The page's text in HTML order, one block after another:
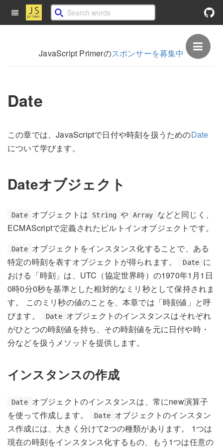
JavaScript Primerのスポンサーを募集中
Date
この章では、JavaScriptで日付や時刻を扱うためのDate
について学びます。
Dateオブジェクト
Date オブジェクトは String や Array
などと同じく、
ECMAScriptで定義されたビルトインオブジェクトです。
Date オブジェクトをインスタンス化することで、ある
特定の時刻を表すオブジェクトが得られます。
Date に
おける「時刻」は、UTC（協定世界時）の1970年1月1日
0時0分0秒を基準とした相対的なミリ秒として保持されま
す。 このミリ秒の値のことを、本章では「時刻値」と呼
びます。
Date オブジェクトのインスタンスはそれぞれ
がひとつの時刻値を持ち、その時刻値を元に日付や時・
分などを扱うメソッドを提供します。
インスタンスの作成
Date オブジェクトのインスタンスは、常にnew演算子
を使って作成します。
Date オブジェクトのインスタン
ス作成には、大きく分けて2つの種類があります。 1つは
現在の時刻をインスタンス化するもの、もう1つは任意の